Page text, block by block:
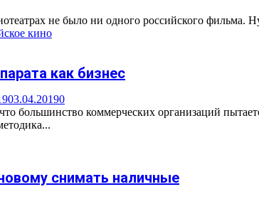
не было ни одного российского
кино
как бизнес
03.04.20190
большинство коммерческих организаций
снимать наличные